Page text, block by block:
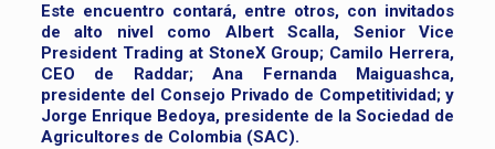
Este encuentro contará, entre otros, con invitados
de alto nivel como Albert Scalla, Senior Vice
President Trading at StoneX Group; Camilo Herrera,
CEO de Raddar; Ana Fernanda Maiguashca,
presidente del Consejo Privado de Competitividad; y
Jorge Enrique Bedoya, presidente de la Sociedad de
Agricultores de Colombia (SAC).